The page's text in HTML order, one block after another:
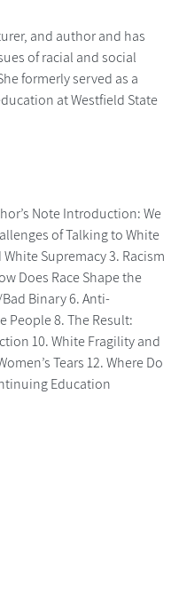
and author and has
of racial and social
formerly served as a
at Westfield State
Note Introduction: We
of Talking to White
Supremacy 3. Racism
Does Race Shape the
Binary 6. Anti-
People 8. The Result:
10. White Fragility and
Tears 12. Where Do
Education